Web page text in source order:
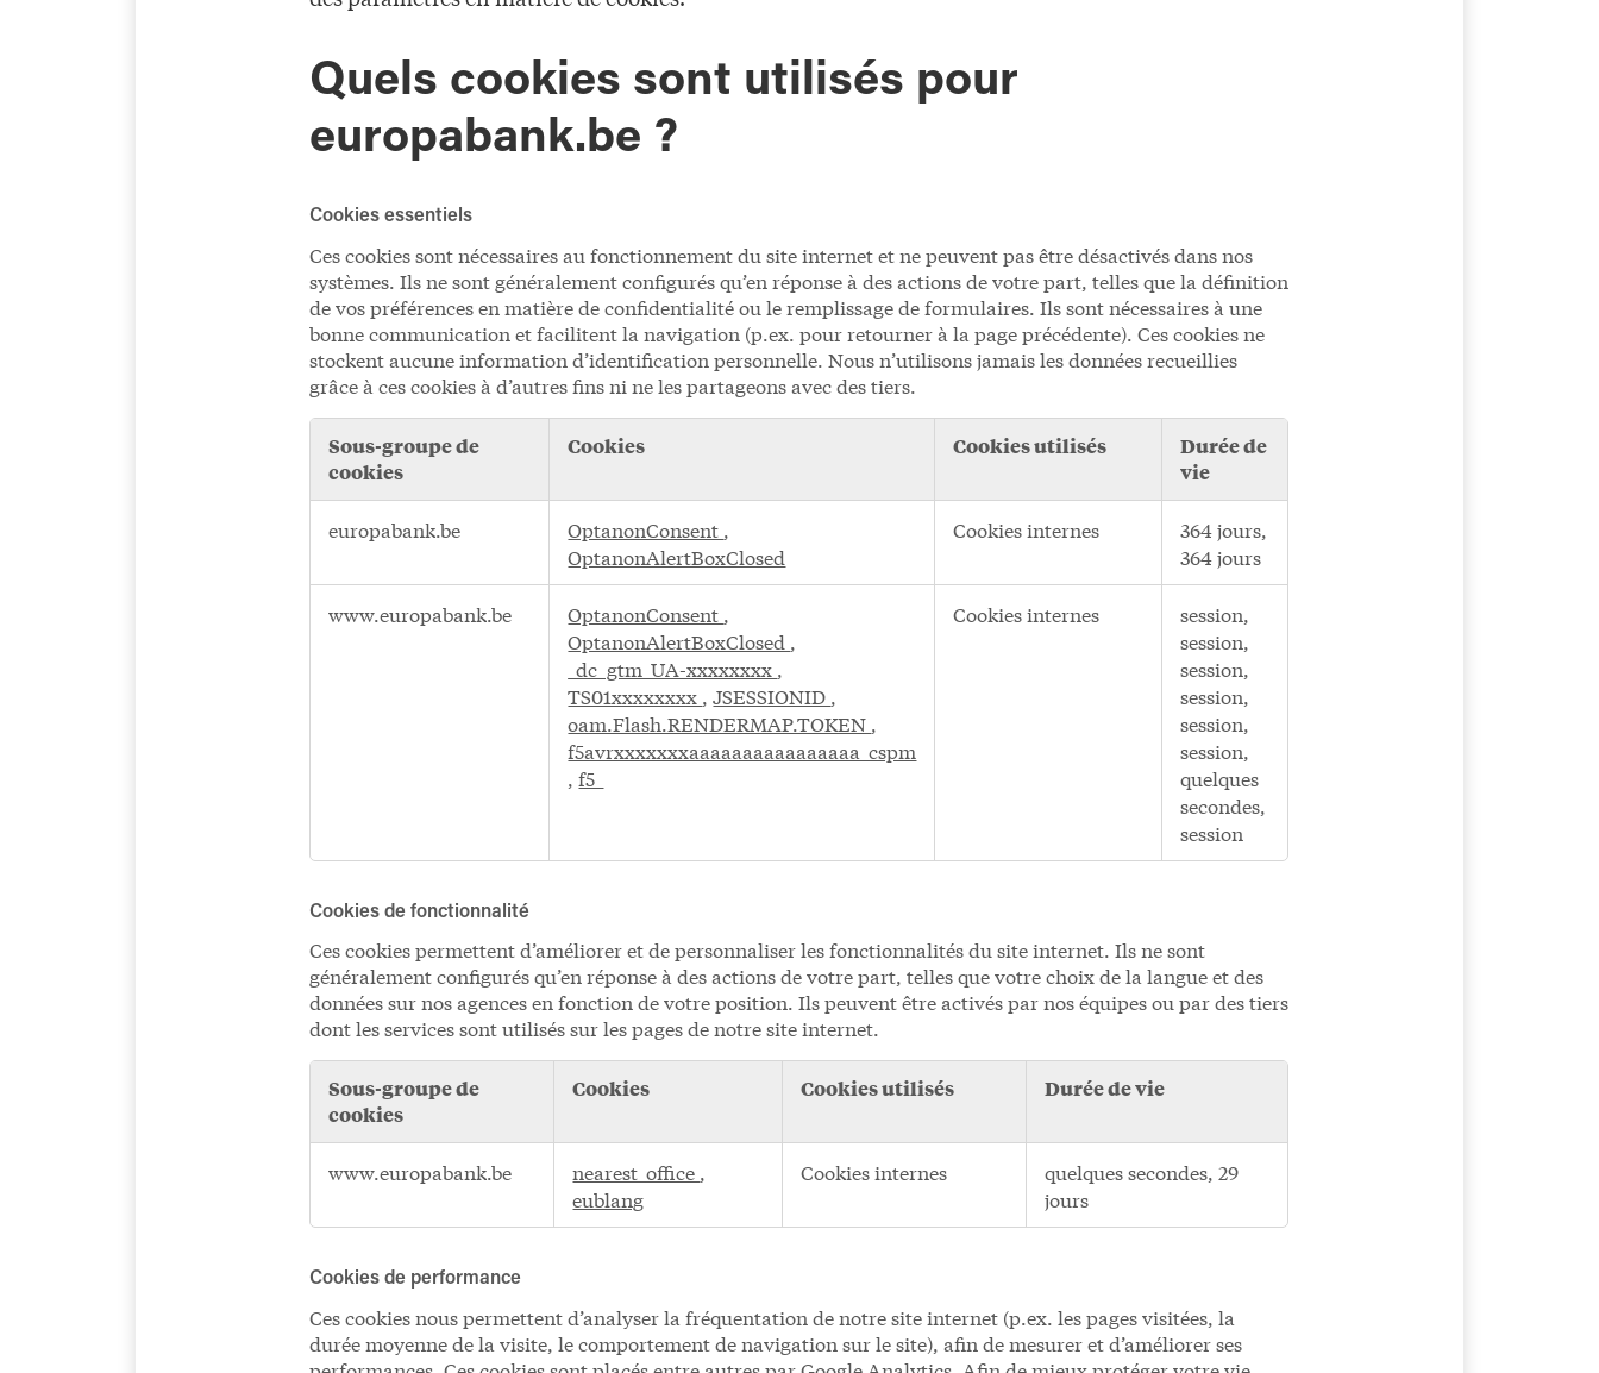
Quels cookies sont utilisés pour
europabank.be ?
Cookies essentiels
Ces cookies sont nécessaires au fonctionnement du site internet et ne peuvent pas être désactivés dans nos
systèmes. Ils ne sont généralement configurés qu’en réponse à des actions de votre part, telles que la définition
de vos préférences en matière de confidentialité ou le remplissage de formulaires. Ils sont nécessaires à une
bonne communication et facilitent la navigation (p.ex. pour retourner à la page précédente). Ces cookies ne
stockent aucune information d’identification personnelle. Nous n’utilisons jamais les données recueillies
grâce à ces cookies à d’autres fins ni ne les partageons avec des tiers.
essentiels
Sous-groupe de
cookies
Cookies Cookies utilisés
Durée de
vie
europabank.be OptanonConsent
OptanonAlertBoxClosed
Cookies internes
364 jours,
364 jours
www.europabank.be OptanonConsent
OptanonAlertBoxClosed
_dc_gtm_UA-xxxxxxxx
TS01xxxxxxxx ,JSESSIONID
oam.Flash.RENDERMAP.TOKEN
f5avrxxxxxxxaaaaaaaaaaaaaaaa_cspm
,f5_
Cookies internes
session,
session,
session,
session,
session,
session,
quelques
secondes,
session
Cookies de fonctionnalité
Ces cookies permettent d’améliorer et de personnaliser les fonctionnalités du site internet. Ils ne sont
généralement configurés qu’en réponse à des actions de votre part, telles que votre choix de la langue et des
données sur nos agences en fonction de votre position. Ils peuvent être activés par nos équipes ou par des tiers
dont les services sont utilisés sur les pages de notre site internet.
de
Sous-groupe de
cookies
Cookies Cookies utilisés Durée de vie
www.europabank.be nearest_office ,
eublang
Cookies internes
quelques secondes, 29
jours
Cookies de performance
Ces cookies nous permettent d’analyser la fréquentation de notre site internet (p.ex. les pages visitées, la
durée moyenne de la visite, le comportement de navigation sur le site), afin de mesurer et d’améliorer ses